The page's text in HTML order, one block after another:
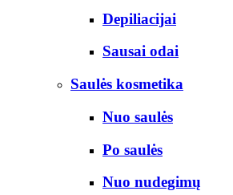
Depiliacijai
Sausai odai
Saulės kosmetika
Nuo saulės
Po saulės
Nuo nudegimų